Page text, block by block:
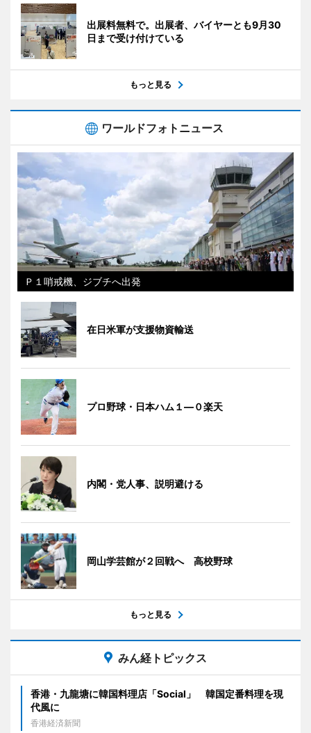
出展料無料で。出展者、バイヤーとも9月30
日まで受け付けている
もっと見る
ワールドフォトニュース
Ｐ１哨戒機、ジブチへ出発
在日米軍が支援物資輸送
プロ野球・日本ハム１―０楽天
内閣・党人事、説明避ける
岡山学芸館が２回戦へ 高校野球
もっと見る
みん経トピックス
香港・九龍塘に韓国料理店「Social」 韓国定番料理を現
代風に
香港経済新聞